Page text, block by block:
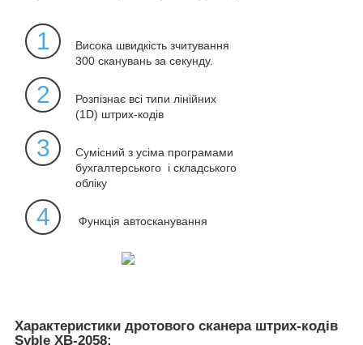
1
Висока швидкість зчитування
300 сканувань за секунду.
2
Розпізнає всі типи лінійних
(1D) штрих-кодів
3
Сумісний з усіма програмами
бухгалтерського і складського
обліку
4 Функція автосканування
Характеристики дротового сканера штрих-кодів
Syble XB-2058: